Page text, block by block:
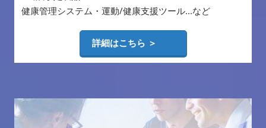
健康管理システム・運動/健康支援ツール...など
詳細はこちら ＞